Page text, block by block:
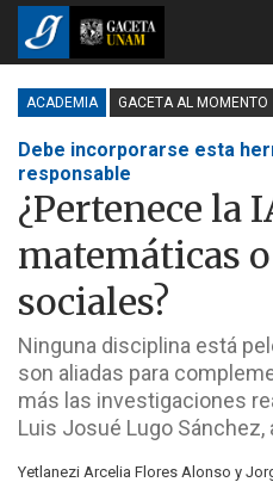
ACADEMIA GACETA AL MOMENTO
Debe incorporarse esta
responsable
¿Pertenece la
matemáticas
sociales?
Ninguna disciplina está
son aliadas para
más las investigaciones
Luis Josué Lugo Sánchez,
Yetlanezi Arcelia Flores Alonso y